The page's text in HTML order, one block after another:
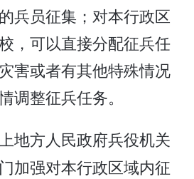
兵员征集；对本行政区
，可以直接分配征兵任
害或者有其他特殊情况
调整征兵任务。
地方人民政府兵役机关
加强对本行政区域内征